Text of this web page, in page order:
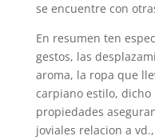
se encuentre con
En resumen ten
gestos, las
aroma, la ropa que
carpiano estilo,
propiedades
joviales relacion a